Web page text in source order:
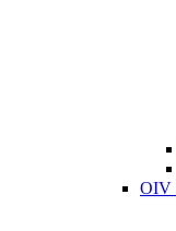
OIV